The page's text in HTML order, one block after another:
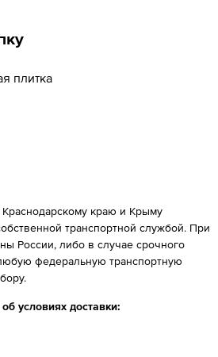
плитка
Краснодарскому краю и Крыму
транспортной службой. При
России, либо в случае срочного
федеральную транспортную
условиях доставки: